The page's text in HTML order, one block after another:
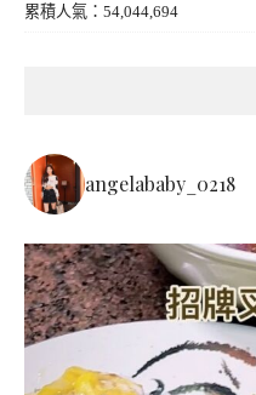
累積人氣：54,044,694
angelababy_0218